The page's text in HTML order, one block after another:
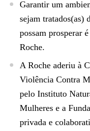
Garantir um
sejam tratados(as)
possam prosperar
Roche.
A Roche aderiu à
Violência Contra
pelo Instituto
Mulheres e a
privada e